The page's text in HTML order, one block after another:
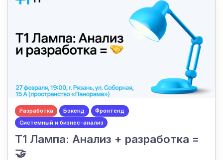
Разработка Бэкенд
Фронтенд
Системный и бизнес-анализ
Т1 Лампа: Анализ + разработка =
🤝